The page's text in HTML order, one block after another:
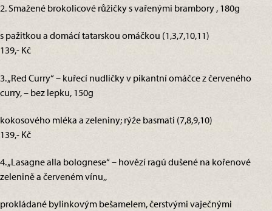
2. Smažené brokolicové růžičky s vařenými brambory , 180g
s pažitkou a domácí tatarskou omáčkou (1,3,7,10,11)
139,- Kč
3. „Red Curry“ – kuřecí nudličky v pikantní omáčce z červeného
curry, – bez lepku, 150g
kokosového mléka a zeleniny; rýže basmati (7,8,9,10)
139,- Kč
4. „Lasagne alla bolognese“ – hovězí ragú dušené na kořenové
zelenině a červeném vínu,,
prokládané bylinkovým bešamelem, čerstvými vaječnými